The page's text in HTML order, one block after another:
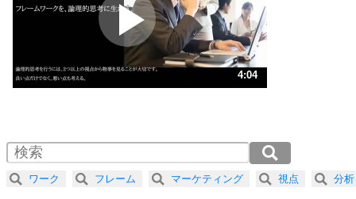
ポジティブになれない原因は、行動しないから。
ポジティブ思考になる30の方法
ストレス対策
人生、なんとかなるもの。
気楽に生きる30の方法
4 器の大きい人は、怒りを優しさで表現する。
プラス思考
4:04
2.0倍速 （478KB 2分2秒）
2.5倍速 （383KB 1分37秒）
3.0倍速 （319KB 1分21秒）
ワーク フレーム マーケティング 視点 分析